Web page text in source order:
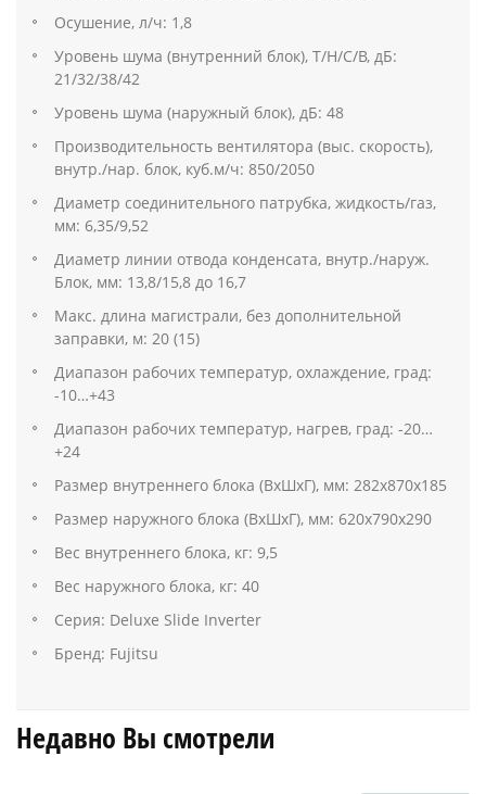
Осушение, л/ч: 1,8
Уровень шума (внутренний блок), T/H/C/B, дБ:
21/32/38/42
Уровень шума (наружный блок), дБ: 48
Производительность вентилятора (выс. скорость),
внутр./нар. блок, куб.м/ч: 850/2050
Диаметр соединительного патрубка, жидкость/газ,
мм: 6,35/9,52
Диаметр линии отвода конденсата, внутр./наруж.
Блок, мм: 13,8/15,8 до 16,7
Макс. длина магистрали, без дополнительной
заправки, м: 20 (15)
Диапазон рабочих температур, охлаждение, град:
-10…+43
Диапазон рабочих температур, нагрев, град: -20…
+24
Размер внутреннего блока (ВхШхГ), мм: 282х870х185
Размер наружного блока (ВхШхГ), мм: 620х790х290
Вес внутреннего блока, кг: 9,5
Вес наружного блока, кг: 40
Серия: Deluxe Slide Inverter
Бренд: Fujitsu
Недавно Вы смотрели